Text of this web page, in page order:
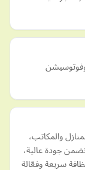
والمكاتب،
جودة عالية،
سريعة وفعّالة